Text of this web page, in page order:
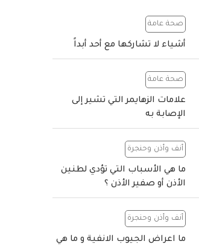
صحة عامة
أشياء لا تشاركها مع أحد أبداً
صحة عامة
علامات الزهايمر التي تشير إلى
الإصابة به
أنف وأذن وحنجرة
ما هي الأسباب التي تؤدي لطنين
الأذن أو صفير الأذن ؟
أنف وأذن وحنجرة
ما اعراض الجيوب الانفية و ما هي